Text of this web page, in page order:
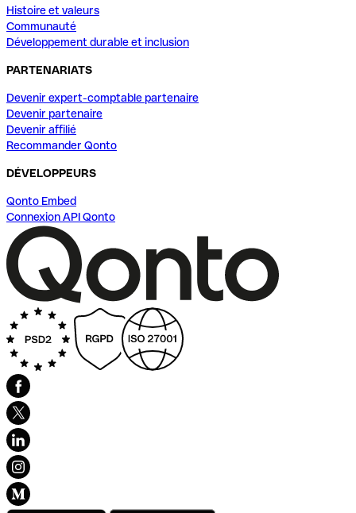
Histoire et valeurs
Communauté
Développement durable et inclusion
PARTENARIATS
Devenir expert-comptable partenaire
Devenir partenaire
Devenir affilié
Recommander Qonto
DÉVELOPPEURS
Qonto Embed
Connexion API Qonto